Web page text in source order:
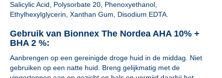
Salicylic Acid, Polysorbate 20, Phenoxyethanol,
Ethylhexylglycerin, Xanthan Gum, Disodium EDTA.
Gebruik van Bionnex The Nordea AHA 10% +
BHA 2 %:
Aanbrengen op een gereinigde droge huid in de middag. Niet
gebruiken op een natte huid. Breng gelijkmatig met de